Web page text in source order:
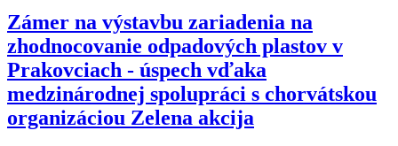
Zámer na výstavbu zariadenia na
zhodnocovanie odpadových plastov v
Prakovciach - úspech vďaka
medzinárodnej spolupráci s chorvátskou
organizáciou Zelena akcija